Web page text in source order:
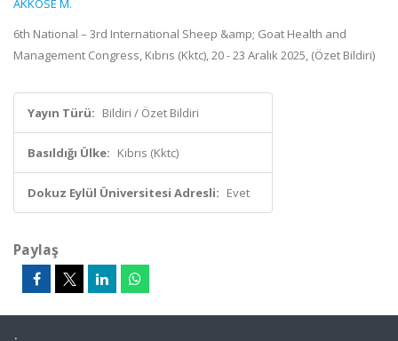
AKKÖSE M.
6th National – 3rd International Sheep &amp; Goat Health and
Management Congress, Kıbrıs (Kktc), 20 - 23 Aralık 2025, (Özet Bildiri)
Yayın Türü: Bildiri / Özet Bildiri
Basıldığı Ülke: Kıbrıs (Kktc)
Dokuz Eylül Üniversitesi Adresli: Evet
Paylaş